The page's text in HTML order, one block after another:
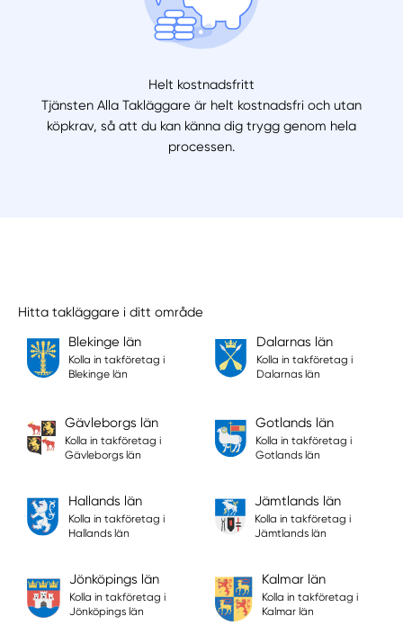
Helt kostnadsfritt
Tjänsten Alla Takläggare är helt kostnadsfri och utan
köpkrav, så att du kan känna dig trygg genom hela
processen.
Hitta takläggare i ditt område
Blekinge län
Kolla in takföretag i
Blekinge län
Dalarnas län
Kolla in takföretag i
Dalarnas län
Gävleborgs län
Kolla in takföretag i
Gävleborgs län
Gotlands län
Kolla in takföretag i
Gotlands län
Hallands län
Kolla in takföretag i
Hallands län
Jämtlands län
Kolla in takföretag i
Jämtlands län
Jönköpings län
Kolla in takföretag i
Jönköpings län
Kalmar län
Kolla in takföretag i
Kalmar län